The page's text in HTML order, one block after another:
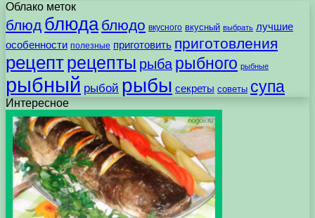
Облако меток
блюд блюда блюдо вкусного вкусный выбрать лучшие
особенности полезные приготовить приготовления
рецептрецепты рыба рыбного рыбные
рыбный рыбой рыбы секреты советы супа
Интересное